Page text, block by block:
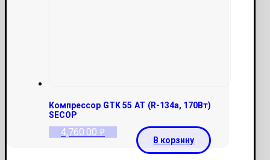
Компрессор GTK 55 AT (R-134a, 170Вт)
SECOP
4,760.00 Р
В корзину